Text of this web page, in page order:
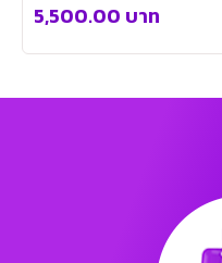
5,500.00 บาท